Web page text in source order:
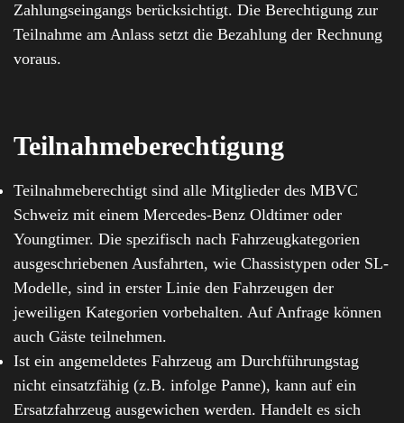
Zahlungseingangs berücksichtigt. Die Berechtigung zur
Teilnahme am Anlass setzt die Bezahlung der Rechnung
voraus.
Teilnahmeberechtigung
Teilnahmeberechtigt sind alle Mitglieder des MBVC
Schweiz mit einem Mercedes-Benz Oldtimer oder
Youngtimer. Die spezifisch nach Fahrzeugkategorien
ausgeschriebenen Ausfahrten, wie Chassistypen oder SL-
Modelle, sind in erster Linie den Fahrzeugen der
jeweiligen Kategorien vorbehalten. Auf Anfrage können
auch Gäste teilnehmen.
Ist ein angemeldetes Fahrzeug am Durchführungstag
nicht einsatzfähig (z.B. infolge Panne), kann auf ein
Ersatzfahrzeug ausgewichen werden. Handelt es sich